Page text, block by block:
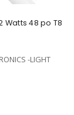
Watts 48 po T8
-LIGHT